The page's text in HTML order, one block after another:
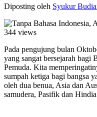
Diposting oleh Syukur
344 views
Pada pengujung bulan
yang sangat bersejarah bagi
Pemuda. Kita
sumpah ketiga bagi bangsa
oleh dua benua, Asia dan
samudera, Pasifik dan